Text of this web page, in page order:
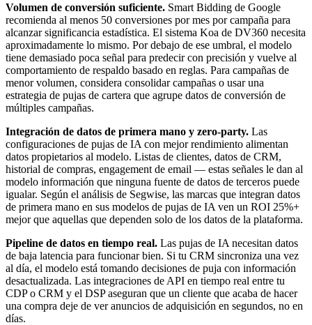
Volumen de conversión suficiente. Smart Bidding de Google
recomienda al menos 50 conversiones por mes por campaña para
alcanzar significancia estadística. El sistema Koa de DV360 necesita
aproximadamente lo mismo. Por debajo de ese umbral, el modelo
tiene demasiado poca señal para predecir con precisión y vuelve al
comportamiento de respaldo basado en reglas. Para campañas de
menor volumen, considera consolidar campañas o usar una
estrategia de pujas de cartera que agrupe datos de conversión de
múltiples campañas.
Integración de datos de primera mano y zero-party. Las
configuraciones de pujas de IA con mejor rendimiento alimentan
datos propietarios al modelo. Listas de clientes, datos de CRM,
historial de compras, engagement de email — estas señales le dan al
modelo información que ninguna fuente de datos de terceros puede
igualar. Según el análisis de Segwise, las marcas que integran datos
de primera mano en sus modelos de pujas de IA ven un ROI 25%+
mejor que aquellas que dependen solo de los datos de la plataforma.
Pipeline de datos en tiempo real. Las pujas de IA necesitan datos
de baja latencia para funcionar bien. Si tu CRM sincroniza una vez
al día, el modelo está tomando decisiones de puja con información
desactualizada. Las integraciones de API en tiempo real entre tu
CDP o CRM y el DSP aseguran que un cliente que acaba de hacer
una compra deje de ver anuncios de adquisición en segundos, no en
días.